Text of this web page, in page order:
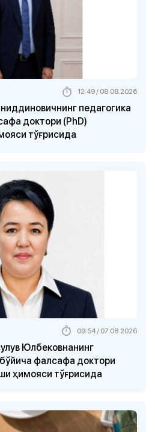
педагогика
доктори (PhD)
тўғрисида
12:49 / 08.08.2026
Юлбековнанинг
фалсафа доктори
ҳимояси тўғрисида
09:54 / 07.08.2026